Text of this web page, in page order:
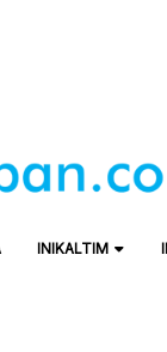
INIKALTIM